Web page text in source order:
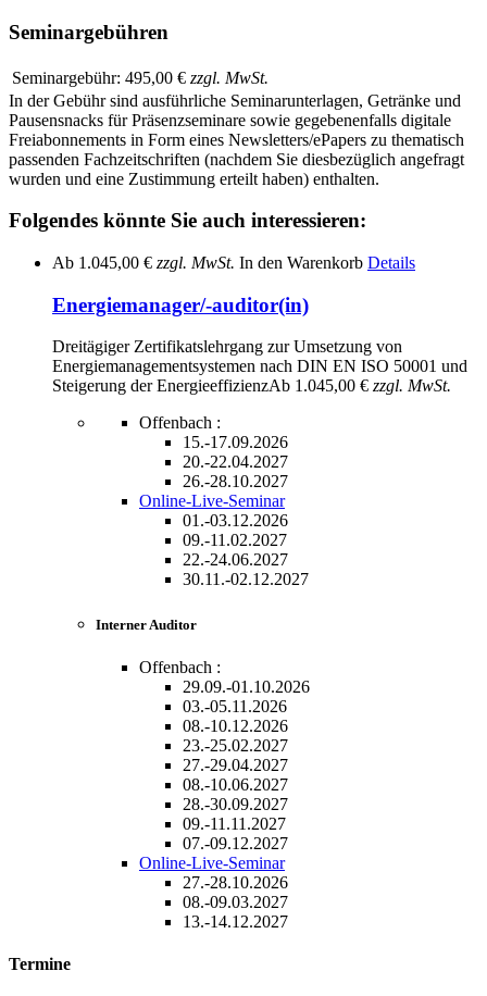
Seminargebühren
Seminargebühr: 495,00 € zzgl. MwSt.
In der Gebühr sind ausführliche Seminarunterlagen, Getränke und
Pausensnacks für Präsenzseminare sowie gegebenenfalls digitale
Freiabonnements in Form eines Newsletters/ePapers zu thematisch
passenden Fachzeitschriften (nachdem Sie diesbezüglich angefragt
wurden und eine Zustimmung erteilt haben) enthalten.
Folgendes könnte Sie auch interessieren:
Ab 1.045,00 € zzgl. MwSt. In den Warenkorb Details
Energiemanager/-auditor(in)
Dreitägiger Zertifikatslehrgang zur Umsetzung von
Energiemanagementsystemen nach DIN EN ISO 50001 und
Steigerung der EnergieeffizienzAb 1.045,00 € zzgl. MwSt.
Offenbach :
15.-17.09.2026
20.-22.04.2027
26.-28.10.2027
Online-Live-Seminar
01.-03.12.2026
09.-11.02.2027
22.-24.06.2027
30.11.-02.12.2027
Interner Auditor
Offenbach :
29.09.-01.10.2026
03.-05.11.2026
08.-10.12.2026
23.-25.02.2027
27.-29.04.2027
08.-10.06.2027
28.-30.09.2027
09.-11.11.2027
07.-09.12.2027
Online-Live-Seminar
27.-28.10.2026
08.-09.03.2027
13.-14.12.2027
Termine